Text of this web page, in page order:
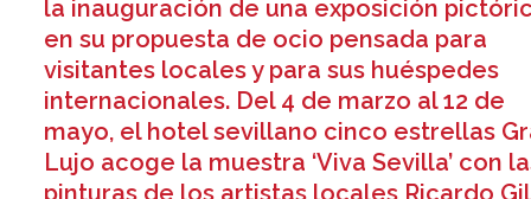
la inauguración de una exposición
en su propuesta de ocio pensada para
visitantes locales y para sus huéspedes
internacionales. Del 4 de marzo al 12 de
mayo, el hotel sevillano cinco estrellas
Lujo acoge la muestra ‘Viva Sevilla’ con
pinturas de los artistas locales Ricardo